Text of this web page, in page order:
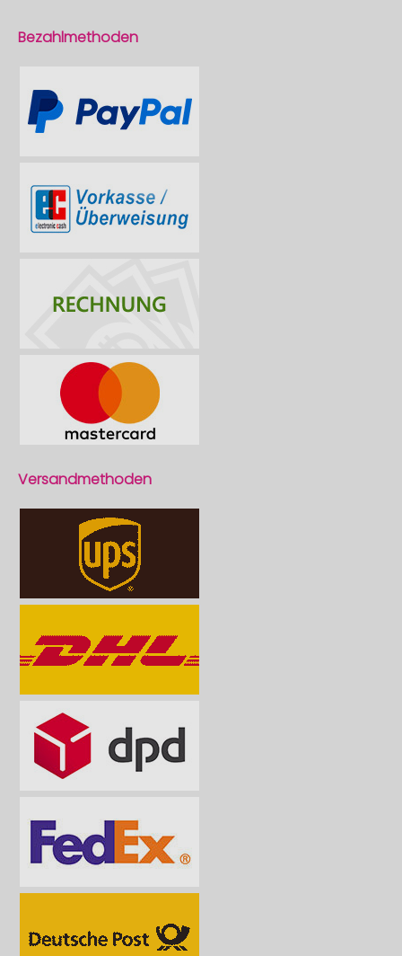
Bezahlmethoden
Versandmethoden